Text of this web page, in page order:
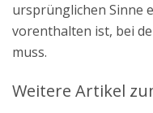
ursprünglichen Sinne
vorenthalten ist, bei
muss.
Weitere Artikel